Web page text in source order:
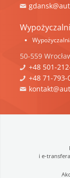
50-559
+48 501-
+48 71-793-
i e-